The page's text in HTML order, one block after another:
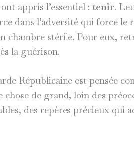
appris l’essentiel : tenir.
dans l’adversité qui force le
chambre stérile. Pour eux,
la guérison.
Républicaine est pensée
de grand, loin des
des repères précieux qui